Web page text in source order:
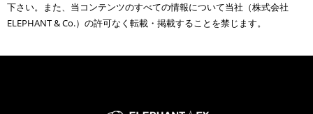
下さい。また、当コンテンツのすべての情報について当社（株式会社
ELEPHANT & Co.）の許可なく転載・掲載することを禁じます。